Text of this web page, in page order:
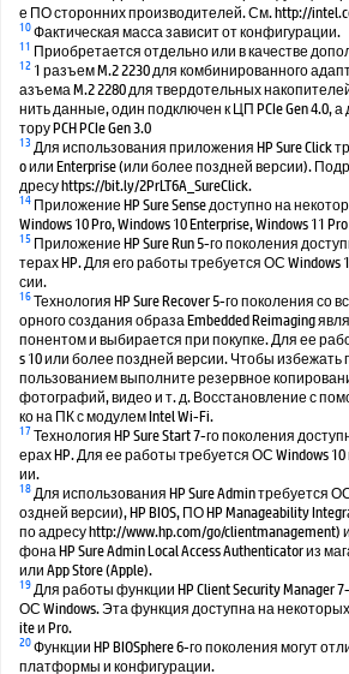
е ПО сторонних производителей. См. http://
10Фактическая масса зависит от конфигурации.
11 Приобретается отдельно или в качестве
12 1 разъем M.2 2230 для комбинированного
азъема M.2 2280 для твердотельных
нить данные, один подключен к ЦП PCIe Gen 4.0,
тору PCH PCIe Gen 3.0
13 Для использования приложения HP Sure Click
o или Enterprise (или более поздней версии).
дресу https://bit.ly/2PrLT6A_SureClick.
14 Приложение HP Sure Sense доступно на
Windows 10 Pro, Windows 10 Enterprise, Windows 11
15 Приложение HP Sure Run 5-го поколения
терах HP. Для его работы требуется ОС
сии.
16Технология HP Sure Recover 5-го поколения со
орного создания образа Embedded Reimaging
понентом и выбирается при покупке. Для ее
s 10 или более поздней версии. Чтобы
пользованием выполните резервное
фотографий, видео и т. д. Восстановление с
ко на ПК с модулем Intel Wi-Fi.
17Технология HP Sure Start 7-го поколения
ерах HP. Для ее работы требуется ОС Windows
ии.
18Для использования HP Sure Admin требуется
оздней версии), HP BIOS, ПО HP Manageability
по адресу http://www.hp.com/go/
фона HP Sure Admin Local Access Authenticator из
или App Store (Apple).
19Для работы функции HP Client Security Manager
ОС Windows. Эта функция доступна на
ite и Pro.
20Функции HP BIOSphere 6-го поколения могут
платформы и конфигурации.